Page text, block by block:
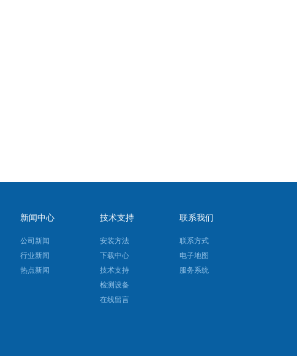
新闻中心
公司新闻
行业新闻
热点新闻
技术支持
安装方法
下载中心
技术支持
检测设备
在线留言
联系我们
联系方式
电子地图
服务系统